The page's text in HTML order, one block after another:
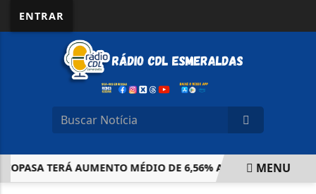
ENTRAR
TERÁ AUMENTO MÉDIO DE 6,56% A PARTIR DEMENU